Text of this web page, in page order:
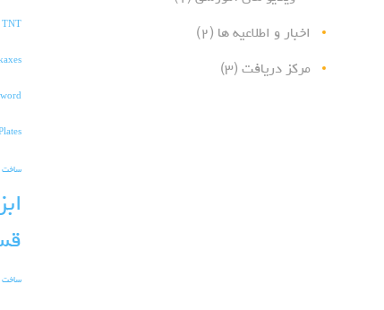
ساخت TnT در ماین کرافت
ساخت
اخبار و اطلاعیه ها (۲)
مرکز دریافت (۳)